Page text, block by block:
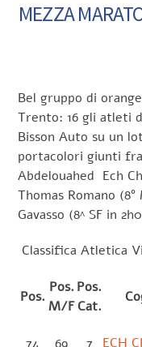
MEZZA
Bel gruppo di
Trento: 16 gli atleti
Bisson Auto su un
portacolori giunti
Abdelouahed Ech
Thomas Romano (8°
Gavasso (8^ SF in
Classifica Atletica
Pos.
Pos.
M/F
Pos.
Cat.
ECH